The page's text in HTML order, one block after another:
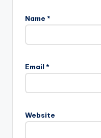
Name *
Email *
Website